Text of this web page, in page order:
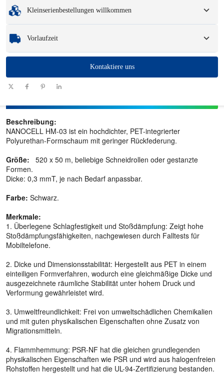
Muster: Für verfügbare, kundenspezifische Muster können eine Gebühr und
Kleinserienbestellungen willkommen
helfen, schnell und effizient die Produkte zu erhalten, die Sie benötigen.
Vorlaufzeit
101 - 1000 1001 - 10000
(Tage)
Kontaktiere uns
Beschreibung:
NANOCELL HM-03 ist ein hochdichter, PET-integrierter
Polyurethan-Formschaum mit geringer Rückfederung.
Größe: 520 x 50 m, beliebige Schneidrollen oder gestanzte
Formen.
Dicke: 0,3 mmT, je nach Bedarf anpassbar.
Farbe: Schwarz.
Merkmale:
1. Überlegene Schlagfestigkeit und Stoßdämpfung: Zeigt hohe
Stoßdämpfungsfähigkeiten, nachgewiesen durch Falltests für
Mobiltelefone.
2. Dicke und Dimensionsstabilität: Hergestellt aus PET in einem
einteiligen Formverfahren, wodurch eine gleichmäßige Dicke und
ausgezeichnete räumliche Stabilität unter hohem Druck und
Verformung gewährleistet wird.
3. Umweltfreundlichkeit: Frei von umweltschädlichen Chemikalien
und mit guten physikalischen Eigenschaften ohne Zusatz von
Migrationsmitteln.
4. Flammhemmung: PSR-NF hat die gleichen grundlegenden
physikalischen Eigenschaften wie PSR und wird aus halogenfreien
Rohstoffen hergestellt und hat die UL-94-Zertifizierung bestanden.